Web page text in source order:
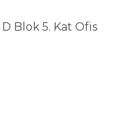
Blok 5. Kat Ofis